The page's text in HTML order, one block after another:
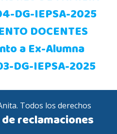
DG-IEPSA-2025
DOCENTES
a Ex-Alumna
DG-IEPSA-2025
Todos los derechos
reclamaciones